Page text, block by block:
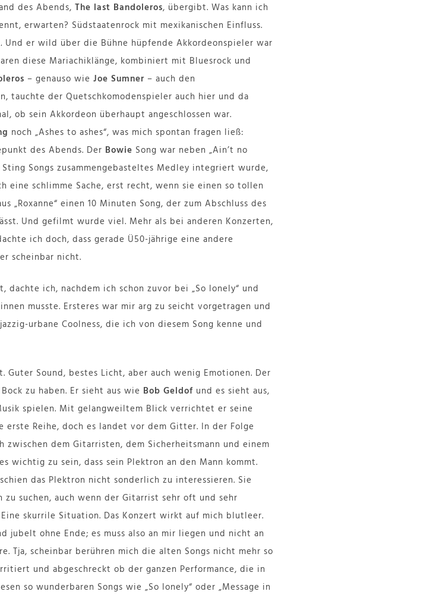
des Abends, The last Bandoleros, übergibt. Was kann ich
erwarten? Südstaatenrock mit mexikanischen Einfluss.
Und er wild über die Bühne hüpfende Akkordeonspieler war
diese Mariachiklänge, kombiniert mit Bluesrock und
– genauso wie Joe Sumner – auch den
tauchte der Quetschkomodenspieler auch hier und da
ob sein Akkordeon überhaupt angeschlossen war.
noch „Ashes to ashes“, was mich spontan fragen ließ:
des Abends. Der Bowie Song war neben „Ain’t no
Sting Songs zusammengebasteltes Medley integriert wurde,
eine schlimme Sache, erst recht, wenn sie einen so tollen
„Roxanne“ einen 10 Minuten Song, der zum Abschluss des
Und gefilmt wurde viel. Mehr als bei anderen Konzerten,
ich doch, dass gerade Ü50-jährige eine andere
scheinbar nicht.
dachte ich, nachdem ich schon zuvor bei „So lonely“ und
musste. Ersteres war mir arg zu seicht vorgetragen und
urbane Coolness, die ich von diesem Song kenne und
Sound, bestes Licht, aber auch wenig Emotionen. Der
zu haben. Er sieht aus wie Bob Geldof und es sieht aus,
spielen. Mit gelangweiltem Blick verrichtet er seine
Reihe, doch es landet vor dem Gitter. In der Folge
zwischen dem Gitarristen, dem Sicherheitsmann und einem
wichtig zu sein, dass sein Plektron an den Mann kommt.
das Plektron nicht sonderlich zu interessieren. Sie
zu suchen, auch wenn der Gitarrist sehr oft und sehr
skurrile Situation. Das Konzert wirkt auf mich blutleer.
jubelt ohne Ende; es muss also an mir liegen und nicht an
Tja, scheinbar berühren mich die alten Songs nicht mehr so
und abgeschreckt ob der ganzen Performance, die in
so wunderbaren Songs wie „So lonely“ oder „Message in